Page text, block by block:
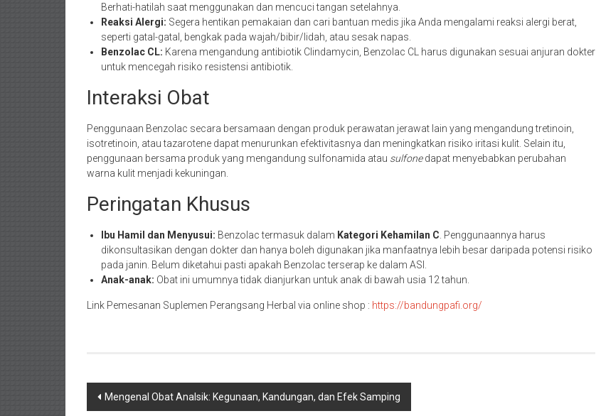
Berhati-hatilah saat menggunakan dan mencuci tangan setelahnya.
Reaksi Alergi: Segera hentikan pemakaian dan cari bantuan medis jika Anda mengalami reaksi alergi berat,
seperti gatal-gatal, bengkak pada wajah/bibir/lidah, atau sesak napas.
Benzolac CL: Karena mengandung antibiotik Clindamycin, Benzolac CL harus digunakan sesuai anjuran dokter
untuk mencegah risiko resistensi antibiotik.
Interaksi Obat
Penggunaan Benzolac secara bersamaan dengan produk perawatan jerawat lain yang mengandung tretinoin,
isotretinoin, atau tazarotene dapat menurunkan efektivitasnya dan meningkatkan risiko iritasi kulit. Selain itu,
penggunaan bersama produk yang mengandung sulfonamida atau sulfonedapat menyebabkan perubahan
warna kulit menjadi kekuningan.
Peringatan Khusus
Ibu Hamil dan Menyusui: Benzolac termasuk dalam Kategori Kehamilan C. Penggunaannya harus
dikonsultasikan dengan dokter dan hanya boleh digunakan jika manfaatnya lebih besar daripada potensi risiko
pada janin. Belum diketahui pasti apakah Benzolac terserap ke dalam ASI.
Anak-anak: Obat ini umumnya tidak dianjurkan untuk anak di bawah usia 12 tahun.
Link Pemesanan Suplemen Perangsang Herbal via online shop : https://bandungpafi.org/
Navigasi
Mengenal Obat Analsik: Kegunaan, Kandungan, dan Efek Samping